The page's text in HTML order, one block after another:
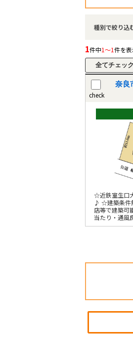
種別で絞り込
1件中1～1件を
check
奈良
☆近鉄室生口
♪ ☆建築条件
店等で建築
当たり・通
住宅地♪ ☆整